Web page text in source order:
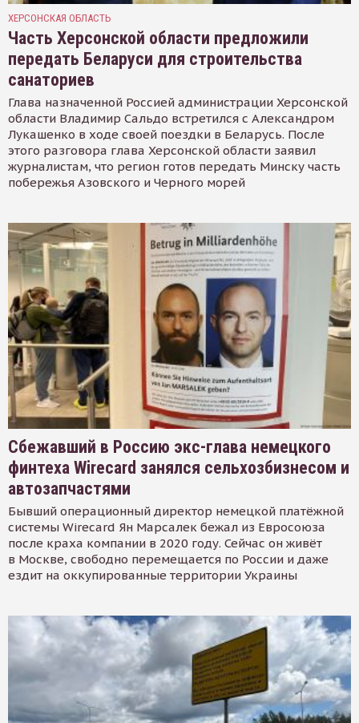
ХЕРСОНСКАЯ ОБЛАСТЬ
Часть Херсонской области предложили
передать Беларуси для строительства
санаториев
Глава назначенной Россией администрации Херсонской
области Владимир Сальдо встретился с Александром
Лукашенко в ходе своей поездки в Беларусь. После
этого разговора глава Херсонской области заявил
журналистам, что регион готов передать Минску часть
побережья Азовского и Черного морей
Сбежавший в Россию экс-глава немецкого
финтеха Wirecard занялся сельхозбизнесом и
автозапчастями
Бывший операционный директор немецкой платёжной
системы Wirecard Ян Марсалек бежал из Евросоюза
после краха компании в 2020 году. Сейчас он живёт
в Москве, свободно перемещается по России и даже
ездит на оккупированные территории Украины